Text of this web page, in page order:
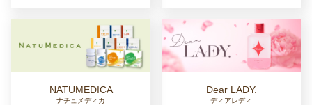
NATUMEDICA
ナチュメディカ
Dear LADY.
ディアレディ